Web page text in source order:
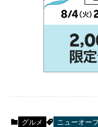
グルメ ニューオー